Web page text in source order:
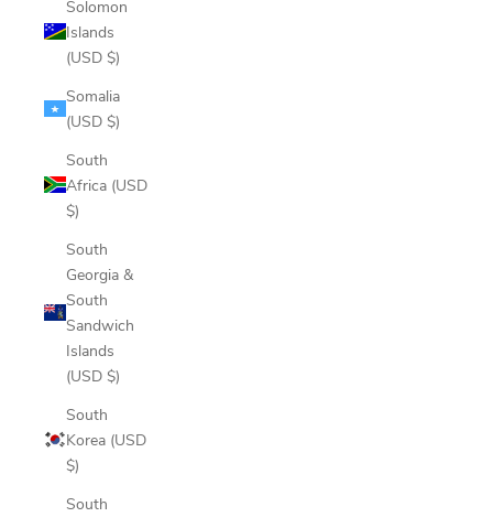
Solomon
Islands
(USD $)
Somalia
(USD $)
South
Africa (USD
$)
South
Georgia &
South
Sandwich
Islands
(USD $)
South
Korea (USD
$)
South